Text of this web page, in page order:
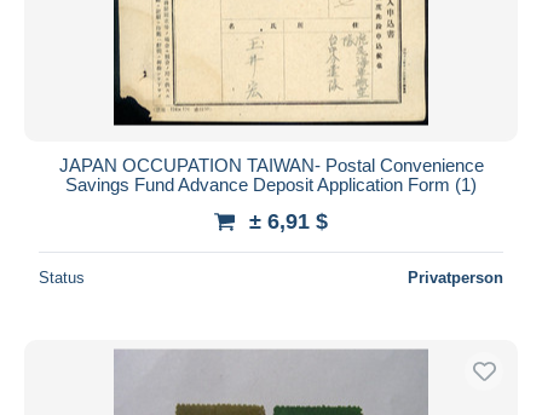
JAPAN OCCUPATION TAIWAN- Postal Convenience
Savings Fund Advance Deposit Application Form (1)
± 6,91 $
Status Privatperson